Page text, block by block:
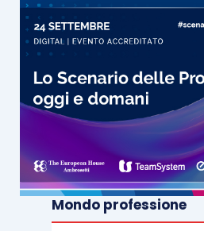
Mondo professione